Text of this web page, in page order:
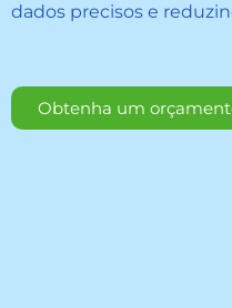
dados precisos e
Obtenha um